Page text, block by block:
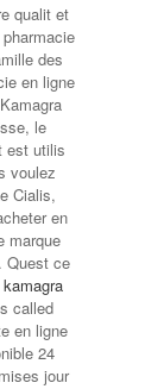
qualit et
des
en ligne
le
est utilis
voulez
Cialis,
en
marque
Quest ce
kamagra
called
en ligne
24
jour